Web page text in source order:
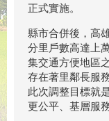
正式實施。
縣市合併後，高
分里戶數高達上
集交通方便地區
存在著里鄰長服
此次調整目標就
更公平、基層服